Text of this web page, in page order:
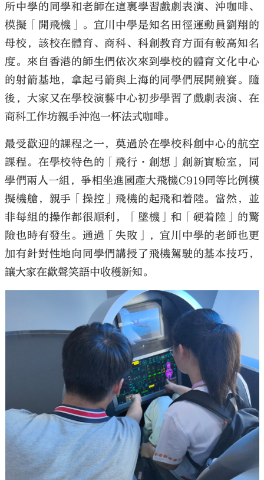
所中學的同學和老師在這裏學習戲劇表演、沖咖啡、
模擬「開飛機」。宜川中學是知名田徑運動員劉翔的
母校，該校在體育、商科、科創教育方面有較高知名
度。來自香港的師生們依次來到學校的體育文化中心
的射箭基地，拿起弓箭與上海的同學們展開競賽。隨
後，大家又在學校演藝中心初步學習了戲劇表演、在
商科工作坊親手沖泡一杯法式咖啡。
最受歡迎的課程之一，莫過於在學校科創中心的航空
課程。在學校特色的「飛行·創想」創新實驗室，同
學們兩人一組，爭相坐進國產大飛機C919同等比例模
擬機艙，親手「操控」飛機的起飛和着陸。當然，並
非每組的操作都很順利，「墜機」和「硬着陸」的驚
險也時有發生。通過「失敗」，宜川中學的老師也更
加有針對性地向同學們講授了飛機駕駛的基本技巧，
讓大家在歡聲笑語中收穫新知。